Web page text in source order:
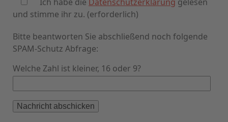
und stimme ihr zu. (erforderlich)
Bitte beantworten Sie abschließend noch folgende
SPAM-Schutz Abfrage:
Welche Zahl ist kleiner, 16 oder 9?